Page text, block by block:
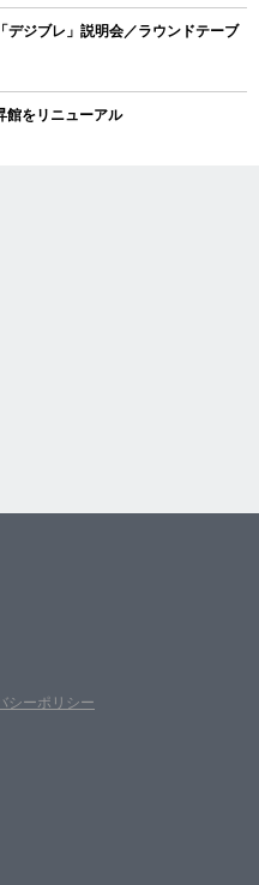
ジブレ」説明会／ラウンドテーブ
をリニューアル
シーポリシー